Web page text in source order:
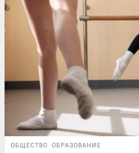
ОБЩЕСТВО ОБРАЗОВАНИЕ